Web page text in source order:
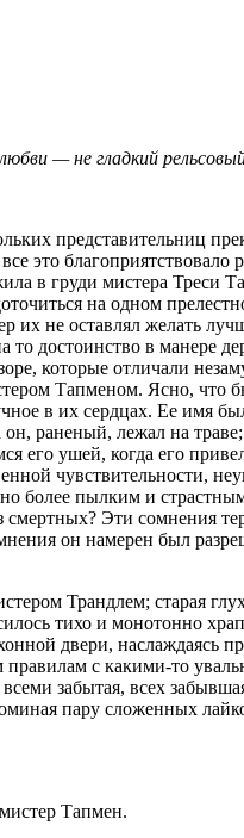
— не гладкий
представительниц
это благоприятствовало
в груди мистера Треси
на одном
не оставлял желать
то достоинство в манере
которые отличали
Тапменом. Ясно, что
в их сердцах. Ее имя
раненый, лежал на
его ушей, когда его
чувствительности,
более пылким и
смертных? Эти сомнения
он намерен был
Трандлем; старая
тихо и монотонно
двери, наслаждаясь
с какими-то
забытая, всех
пару сложенных
Тапмен.